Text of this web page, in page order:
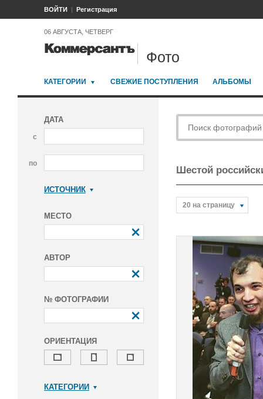
ВОЙТИ Регистрация
06 АВГУСТА, ЧЕТВЕРГ
Фото
КАТЕГОРИИ СВЕЖИЕ ПОСТУПЛЕНИЯ АЛЬБОМЫ
ДАТА
с
по
ИСТОЧНИК
МЕСТО
АВТОР
№ ФОТОГРАФИИ
ОРИЕНТАЦИЯ
КАТЕГОРИИ
Шестой
20 на страницу